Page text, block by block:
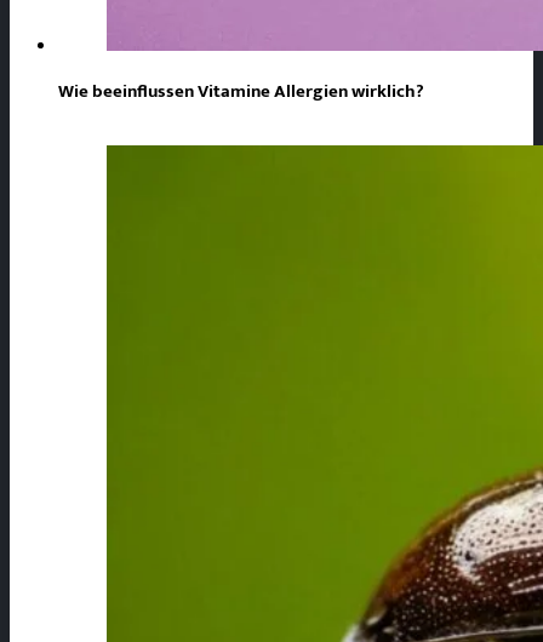
Wie beeinflussen Vitamine Allergien wirklich?